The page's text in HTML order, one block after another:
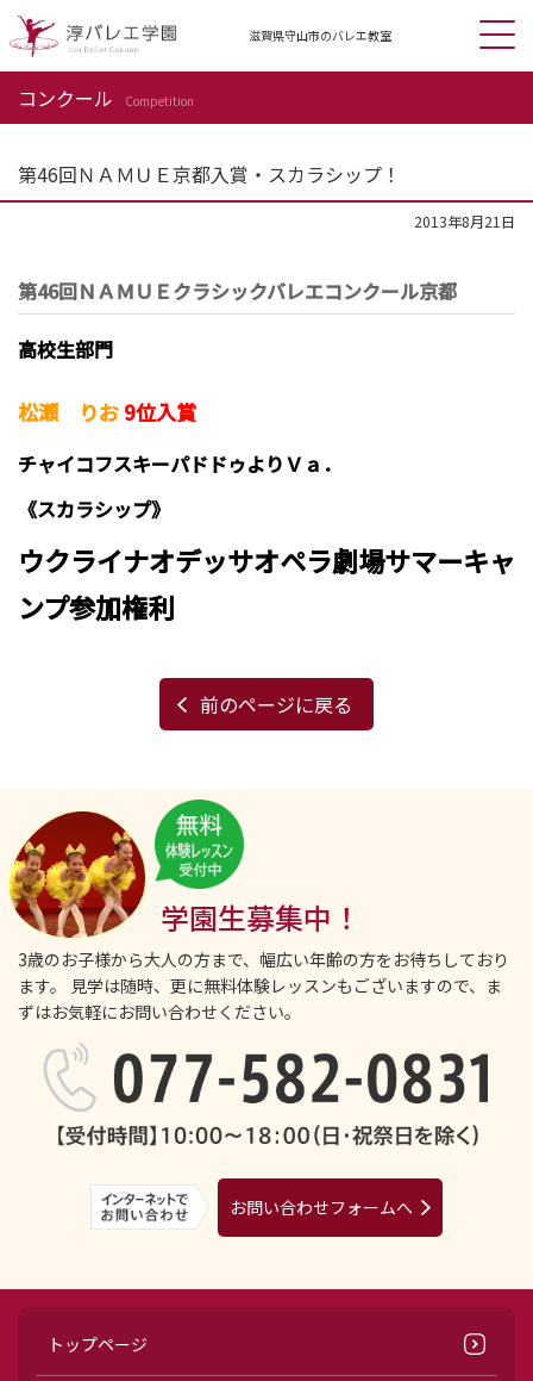
滋賀県守山市のバレエ教室
コンクール Competition
第46回ＮＡＭＵＥ京都入賞・スカラシップ！
2013年8月21日
第46回ＮＡＭＵＥクラシックバレエコンクール京都
高校生部門
松瀬 りお 9位入賞
チャイコフスキーパドドゥよりＶａ．
《スカラシップ》
ウクライナオデッサオペラ劇場サマーキャ
ンプ参加権利
前のページに戻る
学園生募集中！
3歳のお子様から大人の方まで、幅広い年齢の方をお待ちしており
ます。
見学は随時、更に無料体験レッスンもございますので、ま
ずはお気軽にお問い合わせください。
お問い合わせフォームへ
トップページ